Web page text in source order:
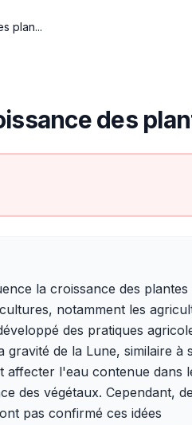
plan...
des
la croissance des plantes
notamment les
des pratiques
gravité de la Lune, similaire à
affecter l'eau contenue dans
des végétaux. Cependant,
pas confirmé ces idées